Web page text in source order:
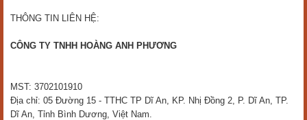
THÔNG TIN LIÊN HỆ:
CÔNG TY TNHH HOÀNG ANH PHƯƠNG
MST: 3702101910
Địa chỉ: 05 Đường 15 - TTHC TP Dĩ An, KP. Nhị Đồng 2, P. Dĩ An, TP.
Dĩ An, Tỉnh Bình Dương, Việt Nam.